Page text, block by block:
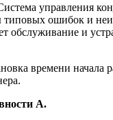
управления
типовых ошибок и
обслуживание и
времени начала
A.